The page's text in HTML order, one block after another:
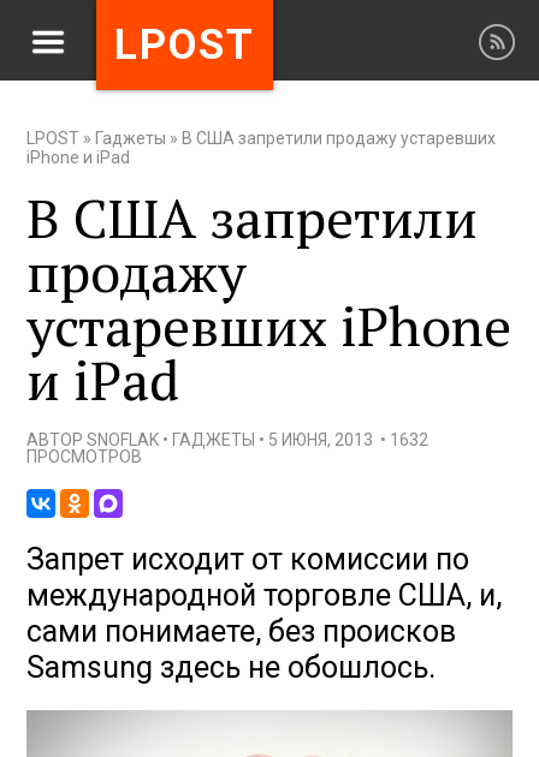
LPOST
LPOST » Гаджеты » В США запретили продажу устаревших
iPhone и iPad
В США запретили
продажу
устаревших iPhone
и iPad
АВТОРSNOFLAK • ГАДЖЕТЫ • 5 ИЮНЯ, 2013 • 1632
ПРОСМОТРОВ
Запрет исходит от комиссии по
международной торговле США, и,
сами понимаете, без происков
Samsung здесь не обошлось.